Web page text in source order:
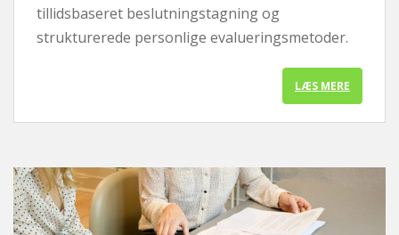
tillidsbaseret beslutningstagning og
strukturerede personlige evalueringsmetoder.
LÆS MERE